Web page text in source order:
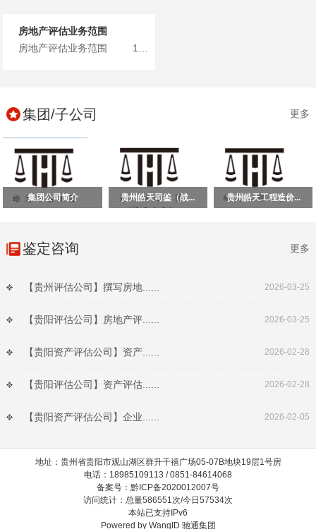
房地产评估业务范围
房地产评估业务范围 1、土地、建筑物、构筑物、在建工...
集团/子公司 更多
集团公司简介 贵州皓天司鉴（战... 贵州皓天工程造价...
鉴定咨询 更多
【贵州评估公司】撰写房地...... 2026-03-25
【贵阳评估公司】房地产评...... 2026-03-25
【贵阳资产评估公司】资产...... 2026-02-28
【贵阳评估公司】资产评估...... 2026-02-28
【贵阳资产评估公司】企业...... 2026-02-05
地址：贵州省贵阳市观山湖区群升千禧广场05-07B地块19层1号房
电话：18985109113 / 0851-84614068
备案号：黔ICP备2020012007号
访问统计：总量586551次/今日57534次
本站已支持IPv6
Powered by WangID 驰通集团